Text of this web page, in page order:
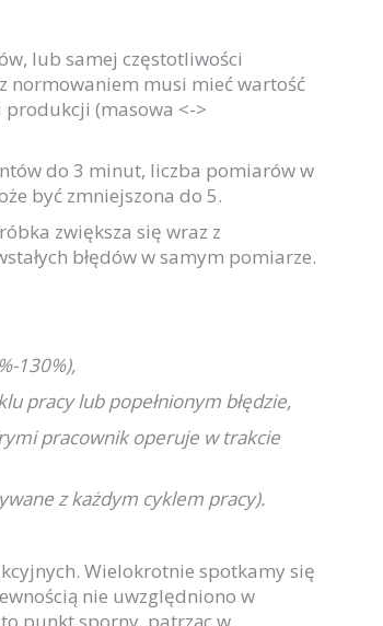
lub samej częstotliwości
normowaniem musi mieć wartość
(masowa <->
do 3 minut, liczba pomiarów w
być zmniejszona do 5.
zwiększa się wraz z
błędów w samym pomiarze.
130%),
pracy lub popełnionym błędzie,
pracownik operuje w trakcie
z każdym cyklem pracy).
Wielokrotnie spotkamy się
nie uwzględniono w
punkt sporny, patrząc w